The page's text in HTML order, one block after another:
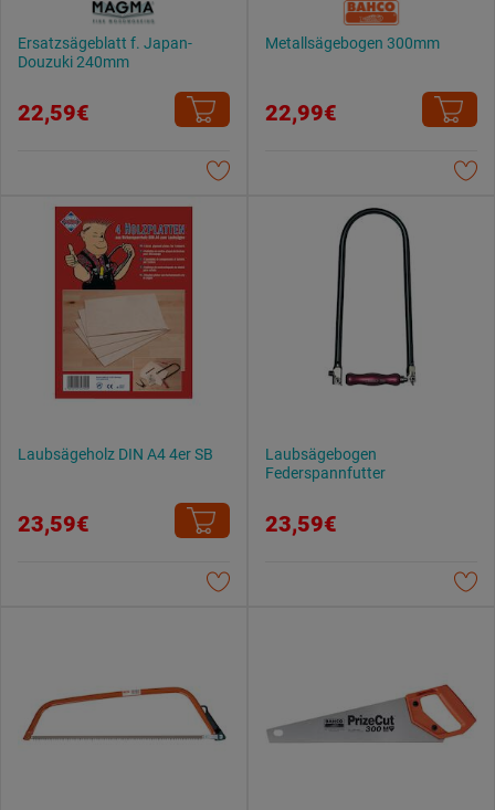
Ersatzsägeblatt f. Japan-
Douzuki 240mm
22,59€
Metallsägebogen 300mm
22,99€
Laubsägeholz DIN A4 4er SB
23,59€
Laubsägebogen
Federspannfutter
23,59€